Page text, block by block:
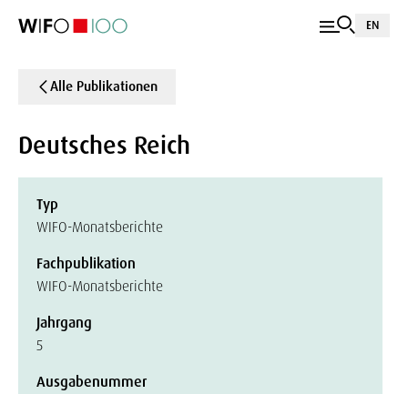
EN
Alle Publikationen
Deutsches Reich
Typ
WIFO-Monatsberichte
Fachpublikation
WIFO-Monatsberichte
Jahrgang
5
Ausgabenummer